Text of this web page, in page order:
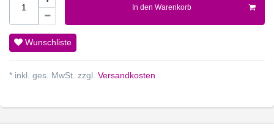
In den Warenkorb
Wunschliste
* inkl. ges. MwSt. zzgl. Versandkosten